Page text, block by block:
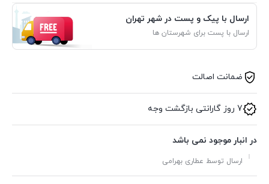
ارسال با پیک و پست در شهر تهران
ارسال با پست برای شهرستان ها
ضمانت اصالت
7 روز گارانتی بازگشت وجه
در انبار موجود نمی باشد
ارسال توسط عطاری بهرامی